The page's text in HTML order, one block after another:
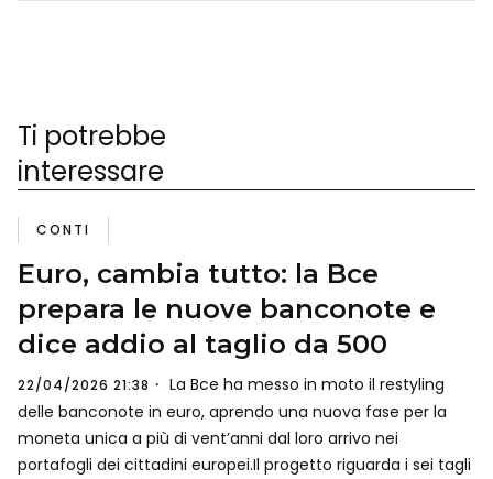
Ti potrebbe
interessare
CONTI
Euro, cambia tutto: la Bce
prepara le nuove banconote e
dice addio al taglio da 500
22/04/2026 21:38
La Bce ha messo in moto il restyling
delle banconote in euro, aprendo una nuova fase per la
moneta unica a più di vent’anni dal loro arrivo nei
portafogli dei cittadini europei.Il progetto riguarda i sei tagli